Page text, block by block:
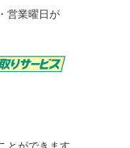
営業曜日が